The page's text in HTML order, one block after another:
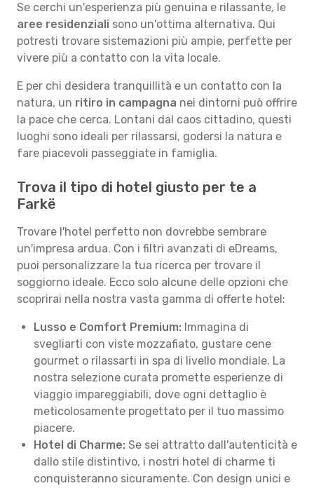
Se cerchi un'esperienza più genuina e rilassante, le
aree residenziali sono un'ottima alternativa. Qui
potresti trovare sistemazioni più ampie, perfette per
vivere più a contatto con la vita locale.
E per chi desidera tranquillità e un contatto con la
natura, un ritiro in campagna nei dintorni può offrire
la pace che cerca. Lontani dal caos cittadino, questi
luoghi sono ideali per rilassarsi, godersi la natura e
fare piacevoli passeggiate in famiglia.
Trova il tipo di hotel giusto per te a
Farkë
Trovare l'hotel perfetto non dovrebbe sembrare
un'impresa ardua. Con i filtri avanzati di eDreams,
puoi personalizzare la tua ricerca per trovare il
soggiorno ideale. Ecco solo alcune delle opzioni che
scoprirai nella nostra vasta gamma di offerte hotel:
Lusso e Comfort Premium: Immagina di
svegliarti con viste mozzafiato, gustare cene
gourmet o rilassarti in spa di livello mondiale. La
nostra selezione curata promette esperienze di
viaggio impareggiabili, dove ogni dettaglio è
meticolosamente progettato per il tuo massimo
piacere.
Hotel di Charme: Se sei attratto dall'autenticità e
dallo stile distintivo, i nostri hotel di charme ti
conquisteranno sicuramente. Con design unici e